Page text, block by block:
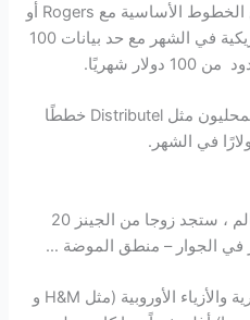
للوصول إلى الإنترنت فقط ، تبلغ الخطوط الأساسية مع Rogers أو
Bell حوالي 50 إلى 80 دولارا أمريكية في الشهر مع حد بيانات 100
شهريًا.
يقدم مقدمو الخدمات الأصغر والمحليون مثل Distributel خططًا
الحال في معظم الأماكن في العالم ، ستجد زوجا من الجينز 20
بشكل عام ، تعتبر العلامات التجارية والأزياء الأوروبية (مثل H&M و